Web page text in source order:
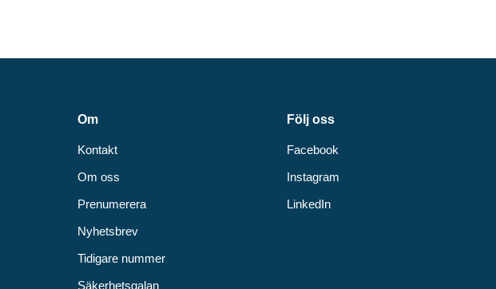
Om
Kontakt
Om oss
Prenumerera
Nyhetsbrev
Tidigare nummer
Säkerhetsgalan
Följ oss
Facebook
Instagram
LinkedIn